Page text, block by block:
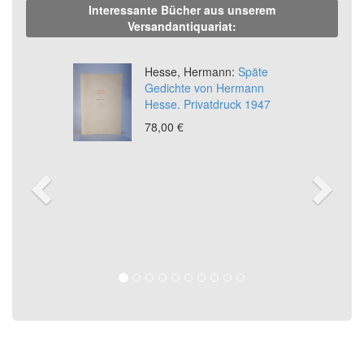
Interessante Bücher aus unserem
Versandantiquariat:
Hesse, Hermann: Späte
Gedichte von Hermann
Hesse. Privatdruck 1947
78,00 €
Previous